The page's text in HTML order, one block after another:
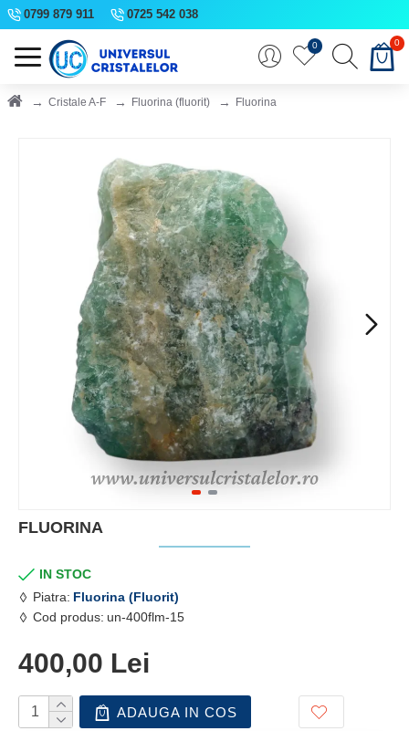
0799 879 911 0725 542 038
0 0
Cristale A-F Fluorina (fluorit) Fluorina
FLUORINA
IN STOC
Piatra: Fluorina (Fluorit)
Cod produs: un-400flm-15
400,00 Lei
ADAUGA IN COS